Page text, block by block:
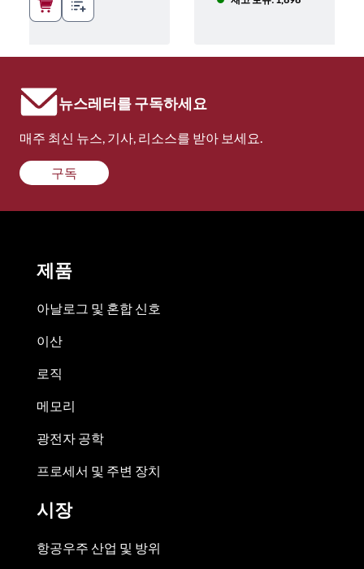
뉴스레터를 구독하세요
매주 최신 뉴스, 기사, 리소스를 받아 보세요.
구독
제품
아날로그 및 혼합 신호
이산
로직
메모리
광전자 공학
프로세서 및 주변 장치
시장
항공우주 산업 및 방위